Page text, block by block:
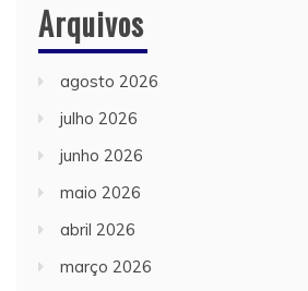
Arquivos
agosto 2026
julho 2026
junho 2026
maio 2026
abril 2026
março 2026